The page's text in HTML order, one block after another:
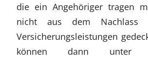
die ein Angehöriger tragen
nicht aus dem Nachlass
Versicherungsleistungen
können dann unter